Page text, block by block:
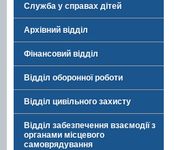
Служба у справах дітей
Архівний відділ
Фінансовий відділ
Відділ оборонної роботи
Відділ цивільного захисту
Відділ забезпечення взаємодії з
органами місцевого
самоврядування